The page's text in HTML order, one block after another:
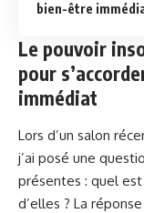
bien-être
Le pouvoir
pour
immédiat
Lors d’un salon
j’ai posé une
présentes : quel
d’elles ? La